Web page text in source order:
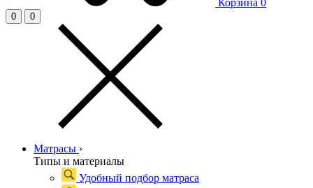
Корзина 0
0 0
Матрасы ›
Типы и материалы
Удобный подбор матраса